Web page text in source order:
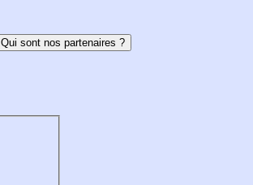
Qui sont nos partenaires ?